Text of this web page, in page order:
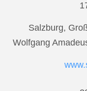
Salzburg,
Wolfgang